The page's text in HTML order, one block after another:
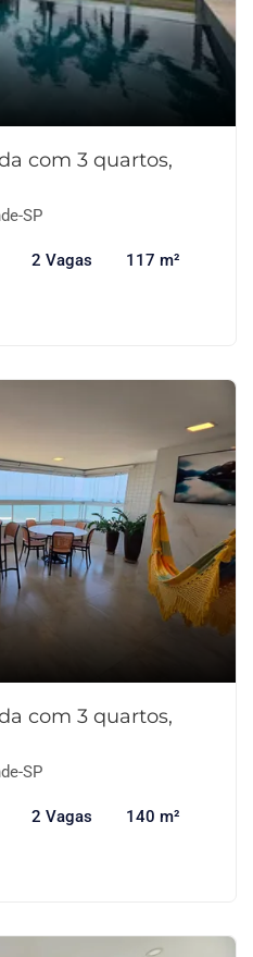
com 3 quartos,
SP
2 Vagas 117 m²
com 3 quartos,
SP
2 Vagas 140 m²